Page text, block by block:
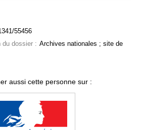
55456
du dossier : Archives nationales ; site de
aussi cette personne sur :